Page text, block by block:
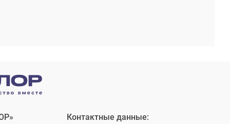
Контактные данные: